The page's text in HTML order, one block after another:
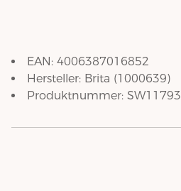
EAN: 4006387016852
Hersteller: Brita (1000639)
Produktnummer: SW11793